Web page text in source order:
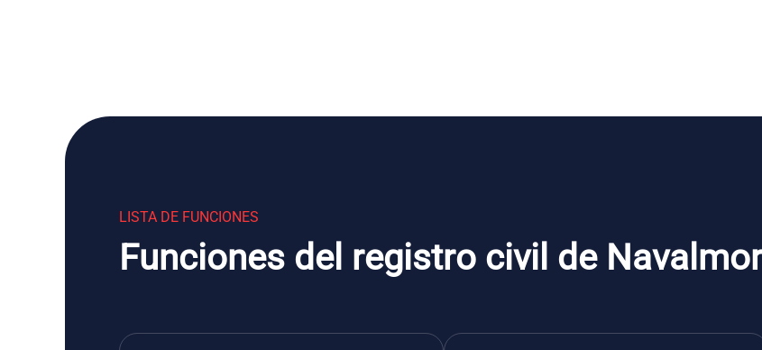
LISTA DE FUNCIONES
Funciones del registro civil de